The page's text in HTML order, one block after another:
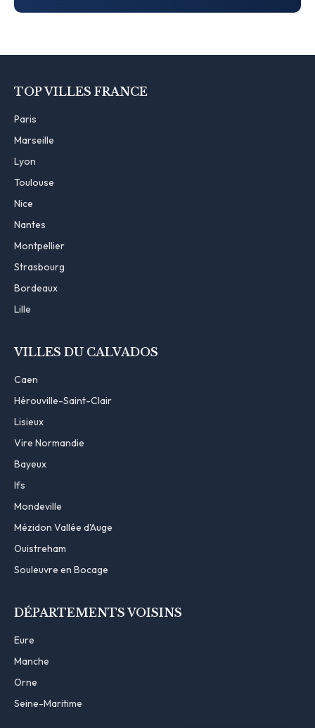
TOP VILLES FRANCE
Paris
Marseille
Lyon
Toulouse
Nice
Nantes
Montpellier
Strasbourg
Bordeaux
Lille
VILLES DU CALVADOS
Caen
Hérouville-Saint-Clair
Lisieux
Vire Normandie
Bayeux
Ifs
Mondeville
Mézidon Vallée d'Auge
Ouistreham
Souleuvre en Bocage
DÉPARTEMENTS VOISINS
Eure
Manche
Orne
Seine-Maritime